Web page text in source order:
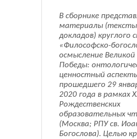
В сборнике
материалы (тексты
докладов) круглого
«Философско-
осмысление Великой
Победы:
ценностный
прошедшего 29
2020 года в рамках
Рождественских
образовательных
(Москва; РПУ св.
Богослова). Целью